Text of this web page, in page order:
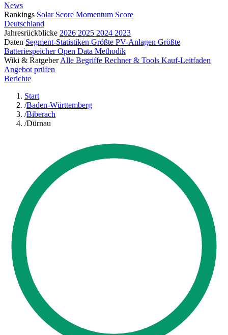
News
Rankings Solar Score Momentum Score
Deutschland
Jahresrückblicke 2026 2025 2024 2023
Daten Segment-Statistiken Größte PV-Anlagen Größte
BatteriespeicherOpen Data Methodik
Wiki & Ratgeber Alle Begriffe Rechner & Tools Kauf-Leitfaden
Angebot prüfen
Berichte
Start
/Baden-Württemberg
/Biberach
/Dürnau